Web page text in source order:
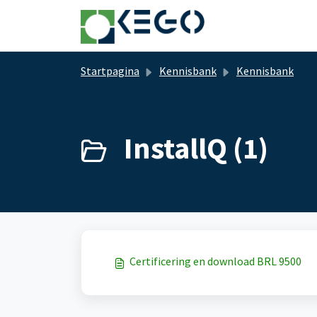
Doorgaan naar hoofdinhoud
Startpagina Kennisbank Kennisbank
InstallQ (1)
Certificering en download BRL 9500